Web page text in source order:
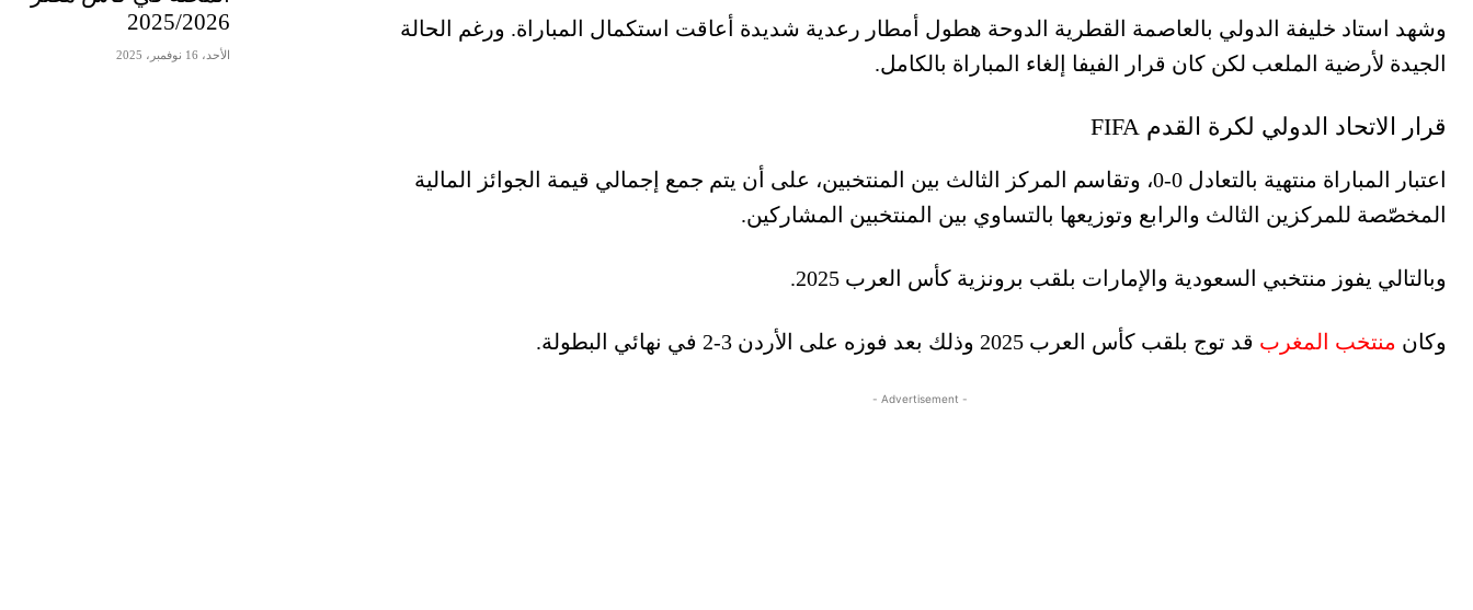
2025/2026
الأحد، 16 نوفمبر، 2025
وشهد استاد خليفة الدولي بالعاصمة القطرية الدوحة هطول أمطار رعدية شديدة أعاقت استكمال المباراة. ورغم الحالة
الجيدة لأرضية الملعب لكن كان قرار الفيفا إلغاء المباراة بالكامل.
قرار الاتحاد الدولي لكرة القدم FIFA
اعتبار المباراة منتهية بالتعادل 0-0، وتقاسم المركز الثالث بين المنتخبين، على أن يتم جمع إجمالي قيمة الجوائز المالية
المخصّصة للمركزين الثالث والرابع وتوزيعها بالتساوي بين المنتخبين المشاركين.
وبالتالي يفوز منتخبي السعودية والإمارات بلقب برونزية كأس العرب 2025.
وكان منتخب المغرب قد توج بلقب كأس العرب 2025 وذلك بعد فوزه على الأردن 3-2 في نهائي البطولة.
- Advertisement -